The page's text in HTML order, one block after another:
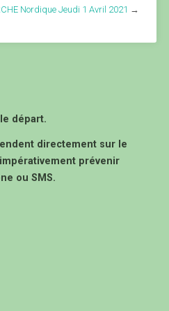
Nordique Jeudi 1 Avril 2021 →
départ.
directement sur le
prévenir
ou SMS.